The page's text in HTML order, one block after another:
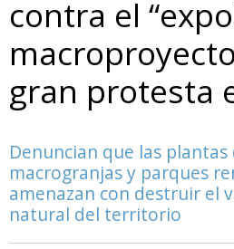
contra el
gran protesta
Denuncian que las plantas
macrogranjas y parques
amenazan con destruir el
natural del territorio